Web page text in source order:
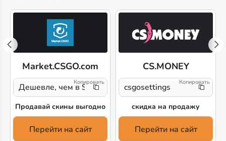
Market.CSGO.com
Дешевле, чем в Steam!
Продавай скины выгодно
Перейти на сайт
CS.MONEY
csgosettings
скидка на продажу
Перейти на сайт